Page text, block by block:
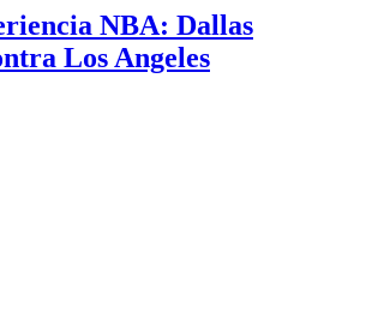
NBA: Dallas
Los Angeles